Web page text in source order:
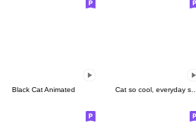
Black Cat Animated